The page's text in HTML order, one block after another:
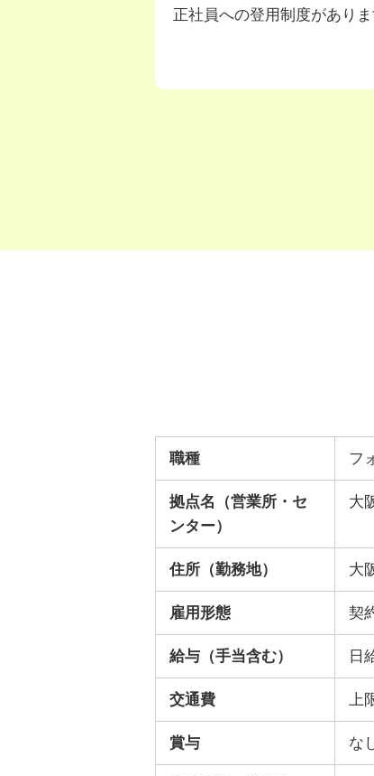
正社員への登用制度がありま
職種 フ
拠点名（営業所・セ
ンター）
大
住所（勤務地） 大
雇用形態 契
給与（手当含む） 日
交通費 上
賞与 な